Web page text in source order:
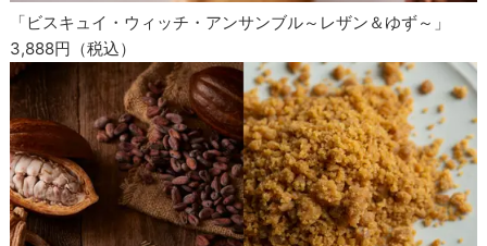
「ビスキュイ・ウィッチ・アンサンブル～レザン＆ゆず～」
3,888円（税込）